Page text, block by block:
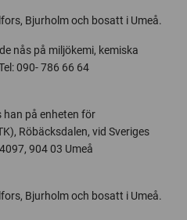
Bjurholm och bosatt i Umeå.
nås på miljökemi, kemiska
090- 786 66 64
han på enheten för
Röbäcksdalen, vid Sveriges
904 03 Umeå
Bjurholm och bosatt i Umeå.